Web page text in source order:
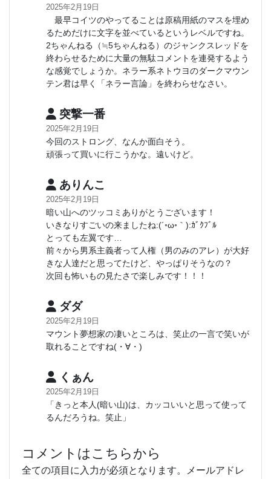
2025年2月19日
最早コイツのやってることは原稿用紙のマスを埋め
るためだけに文字を並べているというレベルですね。
2ちゃんねる（≒5ちゃんねる）のジャンクスレッドを
終わらせるために大量の無駄コメントを連発するよう
な感覚でしょうか。ネラー系ネトウヨのダークマウン
テン君は早く「ネラー言論」を終わらせなさい。
突撃一番
2025年2月19日
今回のストロング、なんか面白そう。
頑張って買いに行こうかな。遠いけど。
ありんこ
2025年2月19日
暗い山へのツッコミありがとうございます！
いきなりすごいの来ましたね:(´◦ω◦｀):ｶﾞｸﾌﾞﾙ
とっても左翼です…
前々から男系主義者って人権（男のみのアレ）が大好
きな人達だと思ってたけど、やっぱりそうなの？
次回も怖いもの見たさで楽しみです！！！
ダダ
2025年2月19日
マウント夢想家の凄いところは、笑止の一言で笑いが
取れることですね(⁠・⁠∀⁠・⁠)
くぁん
2025年2月19日
「きっと本人(暗い山)は、カッコいいと思って使って
るんだろうね。笑止」
コメントはこちらから
全ての項目に入力が必須となります。メールアドレ